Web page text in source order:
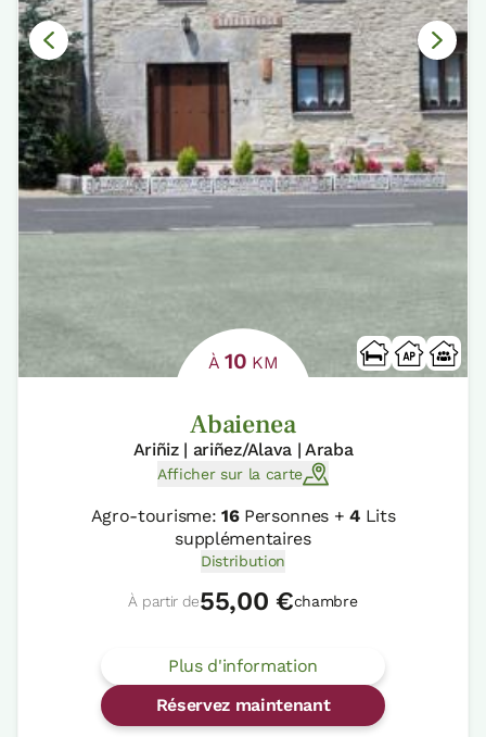
À 10 KM
Abaienea
Ariñiz | ariñez/Alava | Araba
Afficher sur la carte
Agro-tourisme: 16Personnes +4Lits
supplémentaires
Distribution
À partir de55,00 €chambre
Plus d'information
Réservez maintenant